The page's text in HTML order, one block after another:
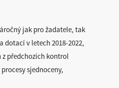
jak pro žadatele, tak
v letech 2018-2022,
předchozích kontrol
sjednoceny,